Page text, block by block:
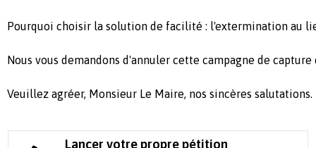
Pourquoi choisir la solution de facilité : l'extermination au
Nous vous demandons d'annuler cette campagne de
Veuillez agréer, Monsieur Le Maire, nos sincères salutations.
Lancer votre propre pétition